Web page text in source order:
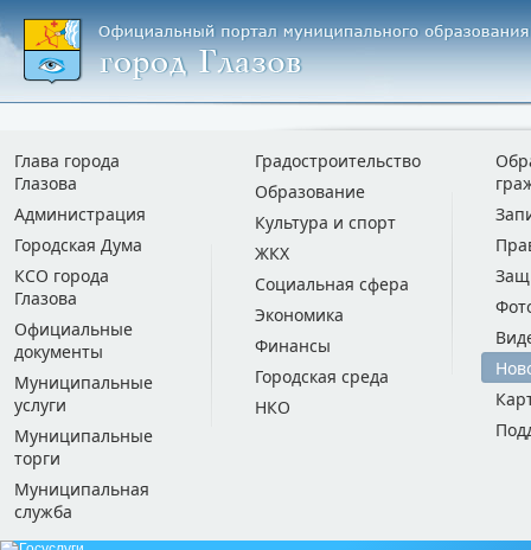
Глава города
Глазова
Администрация
Городская Дума
КСО города
Глазова
Официальные
документы
Муниципальные
услуги
Муниципальные
торги
Муниципальная
служба
Градостроительство
Образование
Культура и спорт
ЖКХ
Социальная сфера
Экономика
Финансы
Городская среда
НКО